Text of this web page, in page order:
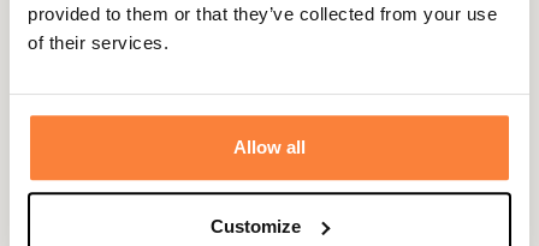
provided to them or that they’ve collected from your use
of their services.
Allow all
Customize
Matière
Questions (FAQs)